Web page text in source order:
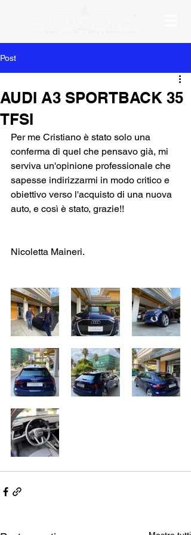
Post
AUDI A3 SPORTBACK 35
TFSI
Per me Cristiano è stato solo una
conferma di quel che pensavo già, mi
serviva un'opinione professionale che
sapesse indirizzarmi in modo critico e
obiettivo verso l'acquisto di una nuova
auto, e così è stato, grazie!!
Nicoletta Maineri.